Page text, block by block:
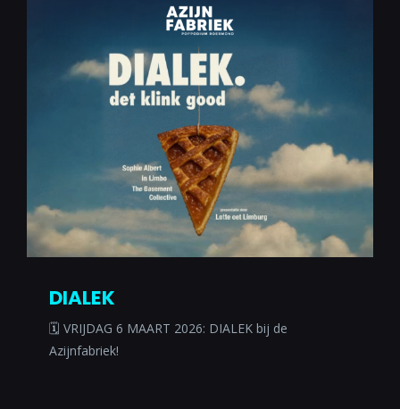
DIALEK
🗓 VRIJDAG 6 MAART 2026: DIALEK bij de
Azijnfabriek!